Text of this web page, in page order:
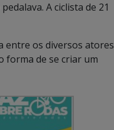
A ciclista de 21
entre os diversos atores
forma de se criar um